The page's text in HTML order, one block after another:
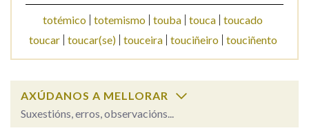
Na fraseoloxía
totémico totemismo touba touca toucado
toucar
toucar(se) touceira touciñeiro touciñento
AXÚDANOS A MELLORAR
Suxestións, erros, observacións...